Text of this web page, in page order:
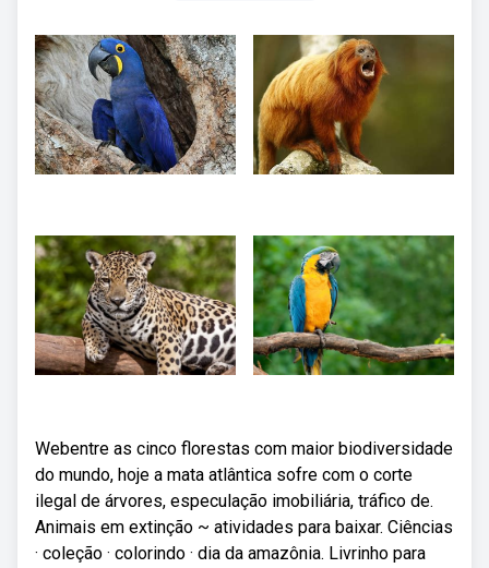
Webentre as cinco florestas com maior biodiversidade
do mundo, hoje a mata atlântica sofre com o corte
ilegal de árvores, especulação imobiliária, tráfico de.
Animais em extinção ~ atividades para baixar. Ciências
· coleção · colorindo · dia da amazônia. Livrinho para